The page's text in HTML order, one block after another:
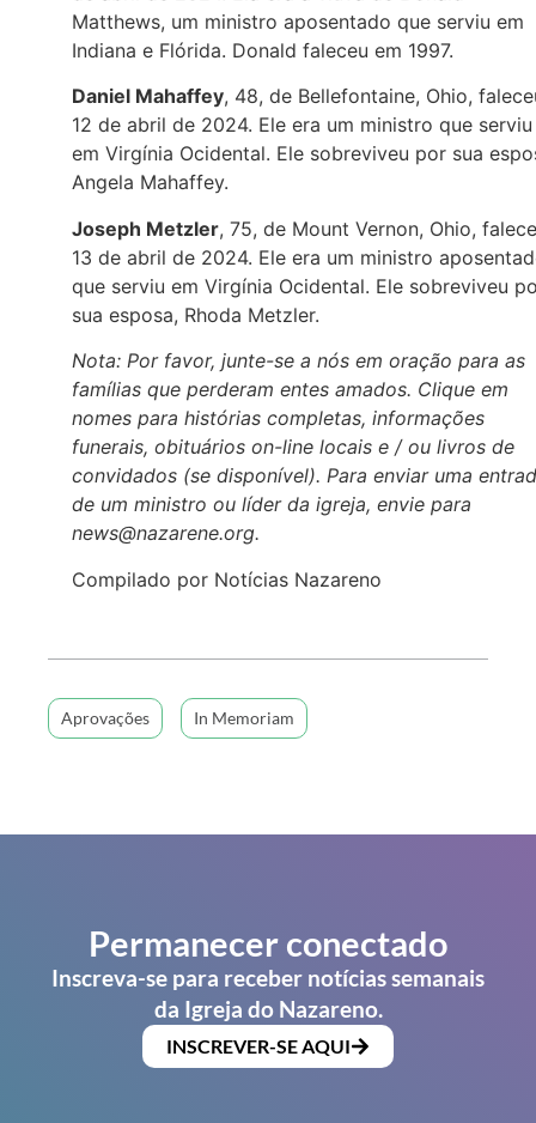
Matthews, um ministro aposentado que serviu em
Indiana e Flórida. Donald faleceu em 1997.
Daniel Mahaffey, 48, de Bellefontaine, Ohio,
12 de abril de 2024. Ele era um ministro que serviu
em Virgínia Ocidental. Ele sobreviveu por sua
Angela Mahaffey.
Joseph Metzler, 75, de Mount Vernon, Ohio,
13 de abril de 2024. Ele era um ministro
que serviu em Virgínia Ocidental. Ele sobreviveu
sua esposa, Rhoda Metzler.
Nota: Por favor, junte-se a nós em oração para as
famílias que perderam entes amados. Clique em
nomes para histórias completas, informações
funerais, obituários on-line locais e / ou livros de
convidados (se disponível). Para enviar uma
de um ministro ou líder da igreja, envie para
news@nazarene.org.
Compilado por Notícias Nazareno
Aprovações In Memoriam
Permanecer conectado
Inscreva-se para receber notícias semanais
da Igreja do Nazareno.
INSCREVER-SE AQUI